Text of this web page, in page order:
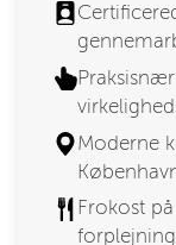
Moderne
Frokost